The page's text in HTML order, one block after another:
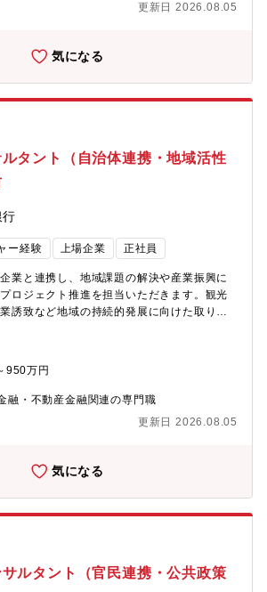
を支える専門人材として、金融知識とコン
ーー【魅力】■金融機関だからこそできる企
融取引を通じて培った企業理解や地域ネッ
営者とともに企業の再生・成長を支援しま
はなく、企業価値向上を目的とした支援に
ロセス全体を経験できます。再生スキームの
経営改善支援、債権回収まで、企業再生に
を担当できます。■経営者と近い距離で課題
業の経営者や現場責任者と直接対話し、事
題解決に取り組みます。経営コンサルティ
験として、法人融資、事業再生、M&A、
改善、債権管理など、金融・コンサル双方の
更新日 2026.08.05
気になる
タント（自治体連携・地域活性
ー経験 上場企業 正社員
業と連携し、地域課題の解決や産業振興に
ロジェクト推進を担当いただきます。観光
誘致など地域の持続的発展に向けた取り組
自治体連携施策の企画・推進】■地方公共団
振興施策の企画■農業・地域産業振興施策の
支援】■地場産業の活性化支援■地域企業と
ジネス機会の創出【企業誘致・地域プロジェ
金融機関としてのネットワークを活かし、
力】★自治体・企業を巻き込むプロジェク
地方公共団体との連携施策の企画立案から
推進まで幅広い担当が可能です。地域全体
に携わることができます。★金融機関だか
ワークを活用できます。百十四銀行が長年
自治体とのネットワークを活かし、地域産
ネス創出を支援が可能です。★異業界の経
かせます。対象経験：旅行会社⇒観光振
950万円
融・不動産金融関連の専門職
更新日 2026.08.05
気になる
ルタント（官民連携・公共政策